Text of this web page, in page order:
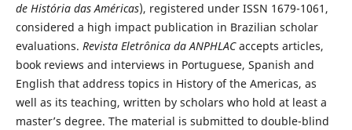
de História das Américas), registered under ISSN 1679-1061,
considered a high impact publication in Brazilian scholar
evaluations. Revista Eletrônica da ANPHLACaccepts articles,
book reviews and interviews in Portuguese, Spanish and
English that address topics in History of the Americas, as
well as its teaching, written by scholars who hold at least a
master’s degree. The material is submitted to double-blind